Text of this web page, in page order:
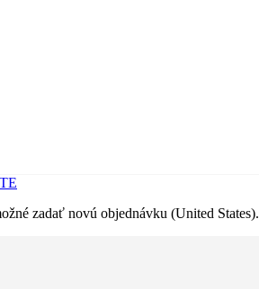
zadať novú objednávku (United States).